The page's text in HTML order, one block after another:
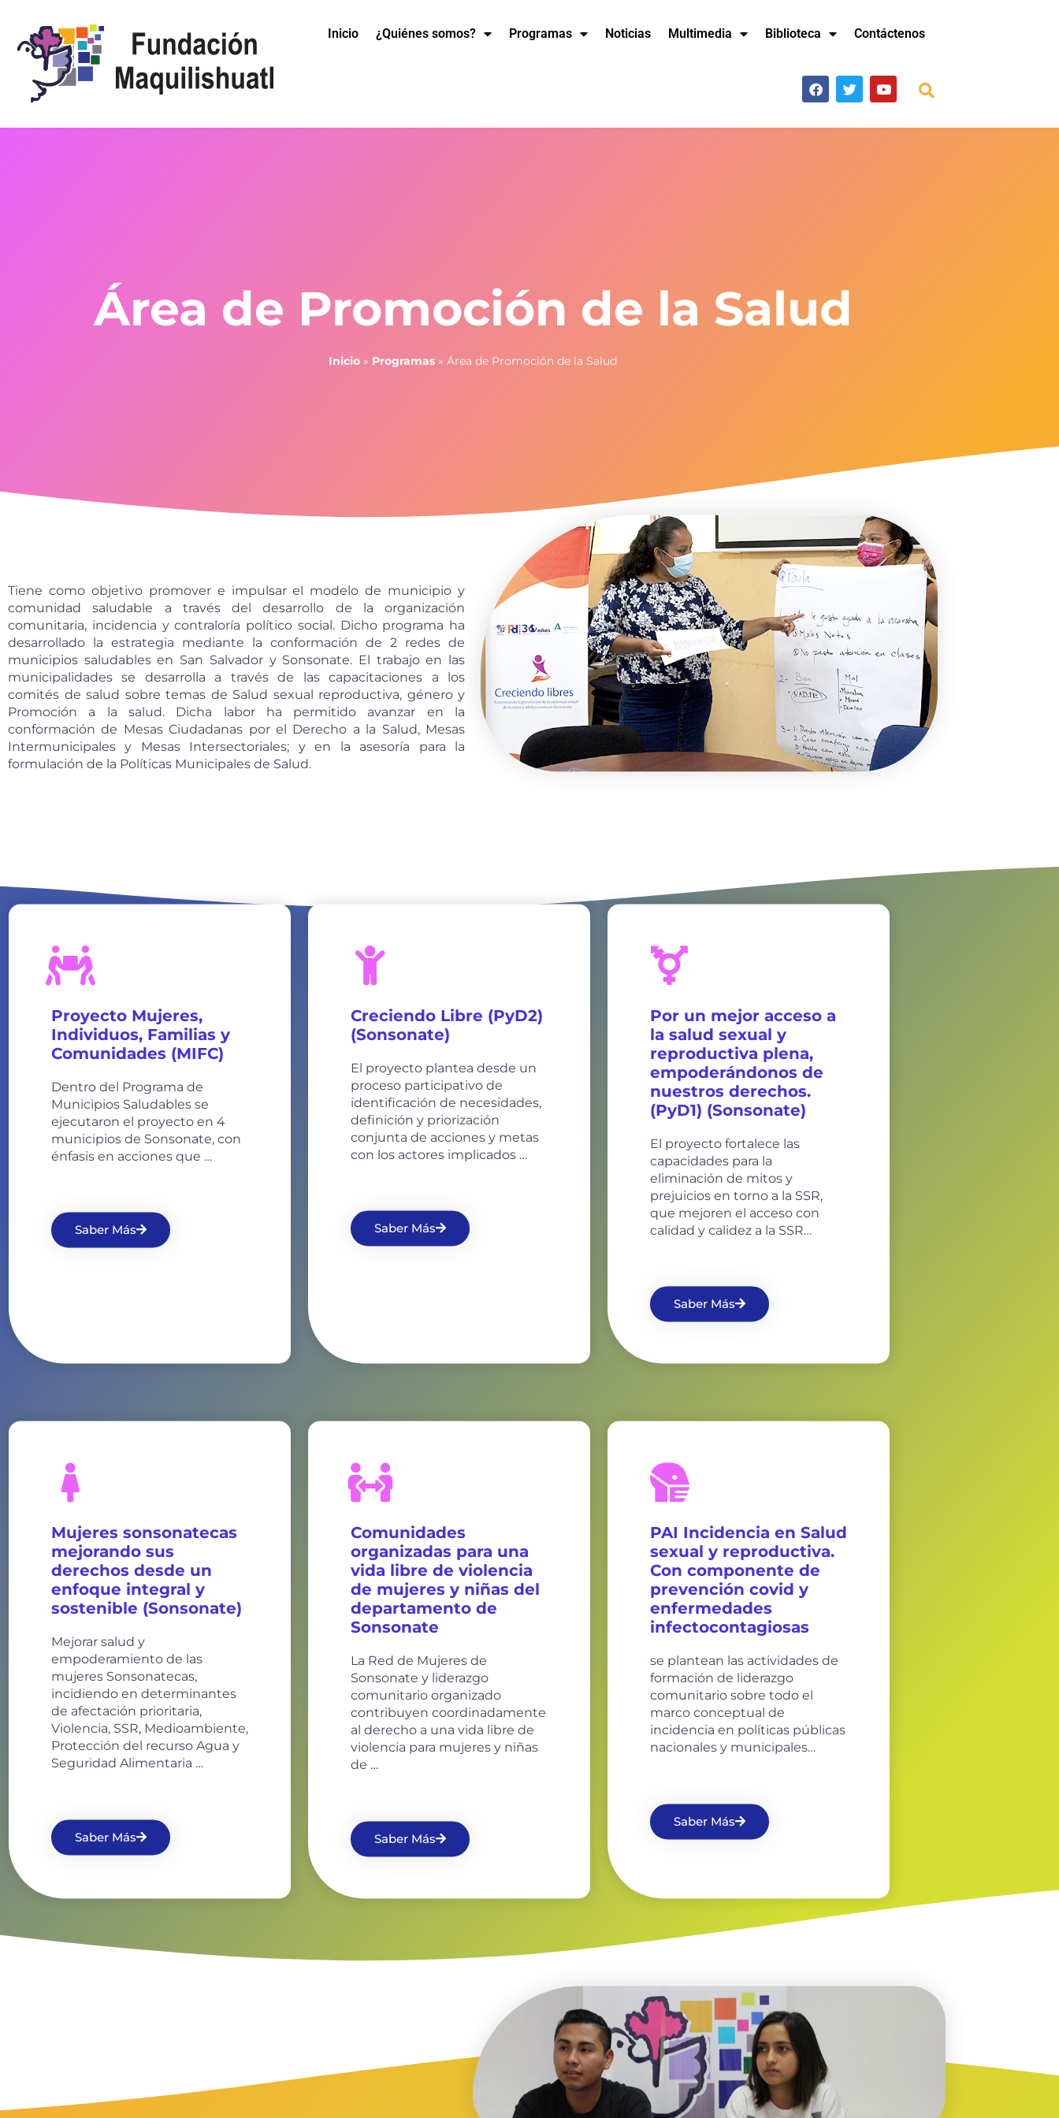
Inicio ¿Quiénes somos? Programas Noticias Multimedia Biblioteca Contáctenos
Área de Promoción de la Salud
Inicio » Programas » Área de Promoción de la Salud
Tiene como objetivo promover e impulsar el modelo de municipio y
comunidad saludable a través del desarrollo de la organización
comunitaria, incidencia y contraloría político social. Dicho programa ha
desarrollado la estrategia mediante la conformación de 2 redes de
municipios saludables en San Salvador y Sonsonate. El trabajo en las
municipalidades se desarrolla a través de las capacitaciones a los
comités de salud sobre temas de Salud sexual reproductiva, género y
Promoción a la salud. Dicha labor ha permitido avanzar en la
conformación de Mesas Ciudadanas por el Derecho a la Salud, Mesas
Intermunicipales y Mesas Intersectoriales; y en la asesoría para la
formulación de la Políticas Municipales de Salud.
Proyecto Mujeres,
Individuos, Familias y
Comunidades (MIFC)
Dentro del Programa de
Municipios Saludables se
ejecutaron el proyecto en 4
municipios de Sonsonate, con
énfasis en acciones que …
Saber Más
Creciendo Libre (PyD2)
(Sonsonate)
El proyecto plantea desde un
proceso participativo de
identificación de necesidades,
definición y priorización
conjunta de acciones y metas
con los actores implicados …
Saber Más
Por un mejor acceso a
la salud sexual y
reproductiva plena,
empoderándonos de
nuestros derechos.
(PyD1) (Sonsonate)
El proyecto fortalece las
capacidades para la
eliminación de mitos y
prejuicios en torno a la SSR,
que mejoren el acceso con
calidad y calidez a la SSR…
Saber Más
Mujeres sonsonatecas
mejorando sus
derechos desde un
enfoque integral y
sostenible (Sonsonate)
Mejorar salud y
empoderamiento de las
mujeres Sonsonatecas,
incidiendo en determinantes
de afectación prioritaria,
Violencia, SSR, Medioambiente,
Protección del recurso Agua y
Seguridad Alimentaria …
Saber Más
Comunidades
organizadas para una
vida libre de violencia
de mujeres y niñas del
departamento de
Sonsonate
La Red de Mujeres de
Sonsonate y liderazgo
comunitario organizado
contribuyen coordinadamente
al derecho a una vida libre de
violencia para mujeres y niñas
de …
Saber Más
PAI Incidencia en Salud
sexual y reproductiva.
Con componente de
prevención covid y
enfermedades
infectocontagiosas
se plantean las actividades de
formación de liderazgo
comunitario sobre todo el
marco conceptual de
incidencia en políticas públicas
nacionales y municipales…
Saber Más